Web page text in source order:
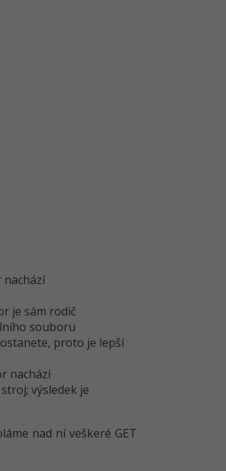
nachází
je sám rodič
souboru
proto je lepší
nachází
výsledek je
nad ní veškeré GET